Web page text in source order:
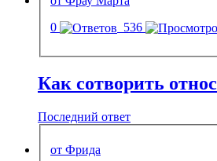
0
536
Как сотворить относ
Последний ответ
от Фрида